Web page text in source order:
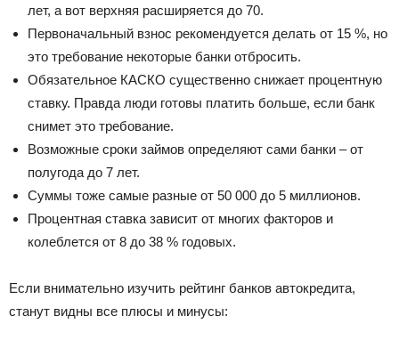
лет, а вот верхняя расширяется до 70.
Первоначальный взнос рекомендуется делать от 15 %, но
это требование некоторые банки отбросить.
Обязательное КАСКО существенно снижает процентную
ставку. Правда люди готовы платить больше, если банк
снимет это требование.
Возможные сроки займов определяют сами банки – от
полугода до 7 лет.
Суммы тоже самые разные от 50 000 до 5 миллионов.
Процентная ставка зависит от многих факторов и
колеблется от 8 до 38 % годовых.
Если внимательно изучить рейтинг банков автокредита,
станут видны все плюсы и минусы: